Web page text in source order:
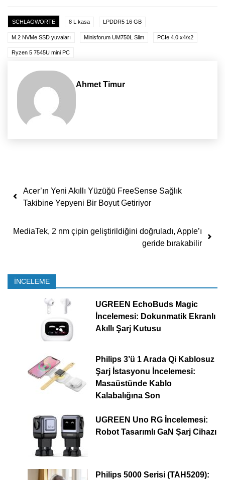
SCHLAGWORTE 8 L kasa LPDDR5 16 GB
M.2 NVMe SSD yuvaları Minisforum UM750L Slim PCIe 4.0 x4/x2
Ryzen 5 7545U mini PC
Ahmet Timur
Yazı dolaşımı
Acer’ın Yeni Akıllı Yüzüğü FreeSense Sağlık
Takibine Yepyeni Bir Boyut Getiriyor
MediaTek, 2 nm çipin geliştirildiğini doğruladı, Apple’ı
geride bırakabilir
İNCELEME
UGREEN EchoBuds Magic
İncelemesi: Dokunmatik Ekranlı
Akıllı Şarj Kutusu
Philips 3’ü 1 Arada Qi Kablosuz
Şarj İstasyonu İncelemesi:
Masaüstünde Kablo
Kalabalığına Son
UGREEN Uno RG İncelemesi:
Robot Tasarımlı GaN Şarj Cihazı
Philips 5000 Serisi (TAH5209):